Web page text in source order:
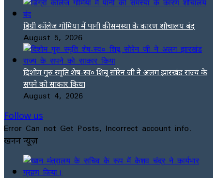
डिग्री कॉलेज गोमिया में पानी की समस्या के कारण शौचालय बंद
August 5, 2026
दिशोम गुरु स्मृति शेष-स्व० शिबू सोरेन जी ने अलग झारखंड राज्य के
सपने को साकार किया
August 4, 2026
Follow us
Error Can not Get Posts, Incorrect account info.
खनन न्यूज़